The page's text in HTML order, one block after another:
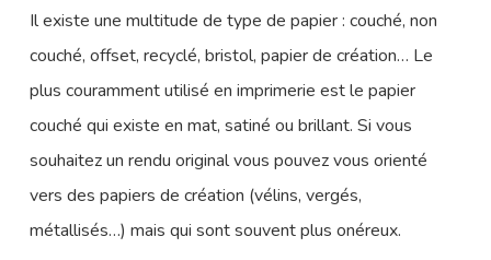
Il existe une multitude de type de papier : couché, non
couché, offset, recyclé, bristol, papier de création… Le
plus couramment utilisé en imprimerie est le papier
couché qui existe en mat, satiné ou brillant. Si vous
souhaitez un rendu original vous pouvez vous orienté
vers des papiers de création (vélins, vergés,
métallisés…) mais qui sont souvent plus onéreux.